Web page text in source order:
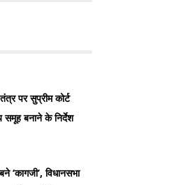
पर सुप्रीम कोर्ट
बनाने के निर्देश
‘कागजी’, विधानसभा